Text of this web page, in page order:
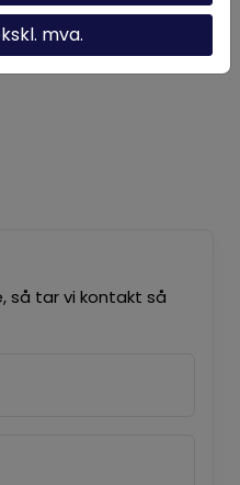
så tar vi kontakt så
mva.